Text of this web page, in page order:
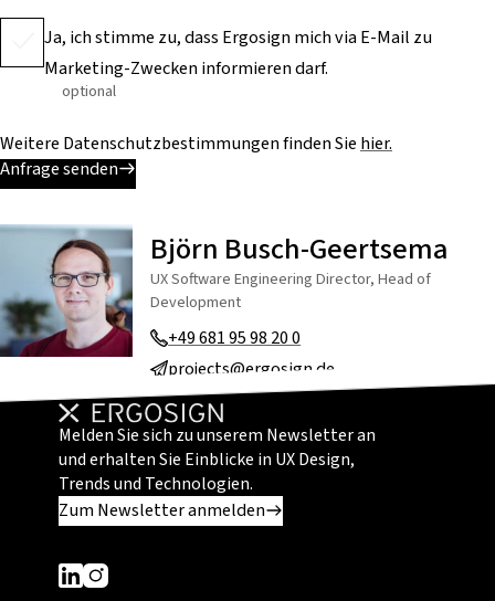
Ja, ich stimme zu, dass Ergosign mich via E-Mail zu
Marketing-Zwecken informieren darf.
optional
Weitere Datenschutzbestimmungen finden Sie hier.
Anfrage senden
Björn Busch-Geertsema
UX Software Engineering Director, Head of
Development
+49 681 95 98 20 0
projects@ergosign.de
Melden Sie sich zu unserem Newsletter an
und erhalten Sie Einblicke in UX Design,
Trends und Technologien.
Zum Newsletter anmelden
Dieser Link führt zu einer externen Seite
Dieser Link führt zu einer externen Seite